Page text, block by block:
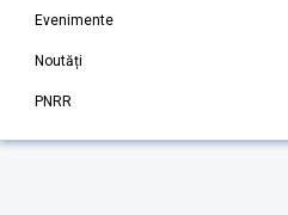
Evenimente
Noutăți
PNRR